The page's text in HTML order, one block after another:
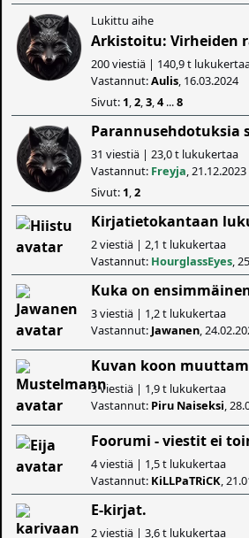
Lukittu aihe
Arkistoitu: Virheiden
200 viestiä | 140,9 t
Vastannut:Aulis, 16.03.2024
Sivut: 1,2,3,4...8
Parannusehdotuksia
31 viestiä | 23,0 t lukukertaa
Vastannut: Freyja, 21.12.2023
Sivut: 1,2
2 viestiä | 2,1 t lukukertaa
Vastannut: HourglassEyes,
3 viestiä | 1,2 t lukukertaa
Vastannut: Jawanen,
Kuvan koon
3 viestiä | 1,9 t lukukertaa
Vastannut: Piru Naiseksi,
Foorumi - viestit ei
4 viestiä | 1,5 t lukukertaa
Vastannut: KiLLPaTRiCK,
E-kirjat.
2 viestiä | 3,6 t lukukertaa